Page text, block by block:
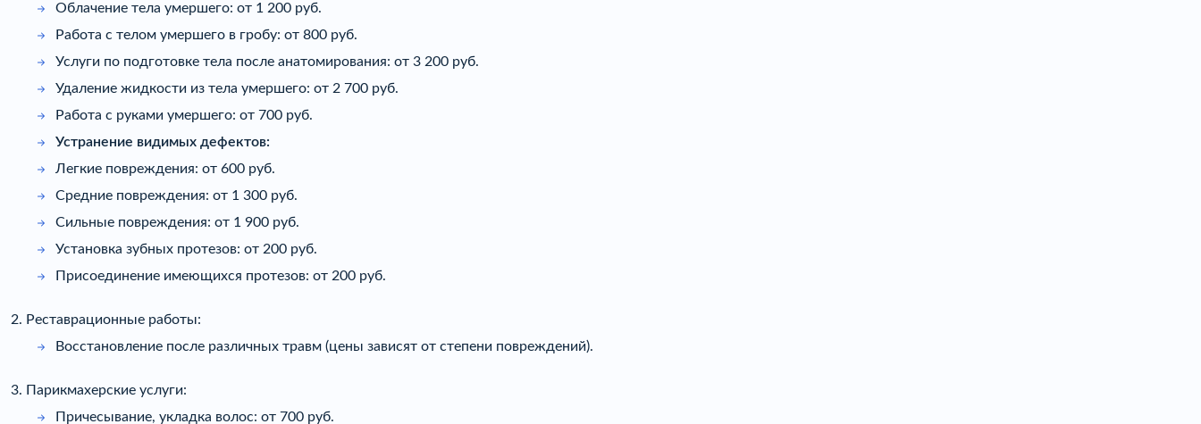
Облачение тела умершего: от 1 200 руб.
Работа с телом умершего в гробу: от 800 руб.
Услуги по подготовке тела после анатомирования: от 3 200 руб.
Удаление жидкости из тела умершего: от 2 700 руб.
Работа с руками умершего: от 700 руб.
Устранение видимых дефектов:
Легкие повреждения: от 600 руб.
Средние повреждения: от 1 300 руб.
Сильные повреждения: от 1 900 руб.
Установка зубных протезов: от 200 руб.
Присоединение имеющихся протезов: от 200 руб.
2. Реставрационные работы:
Восстановление после различных травм (цены зависят от степени повреждений).
3. Парикмахерские услуги:
Причесывание, укладка волос: от 700 руб.